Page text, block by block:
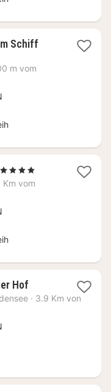
Schiff1
m vom
1
, 4 Sterne
Km vom
Hof1
Nacht
· 3.9 Km von